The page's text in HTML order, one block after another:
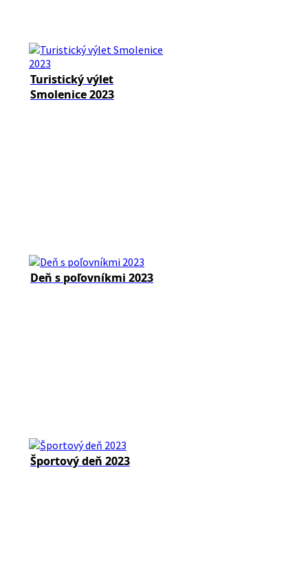
Turistický výlet
Smolenice 2023
Deň s poľovníkmi 2023
Športový deň 2023